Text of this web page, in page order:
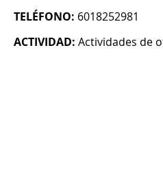
TELÉFONO: 6018252981
ACTIVIDAD: Actividades de